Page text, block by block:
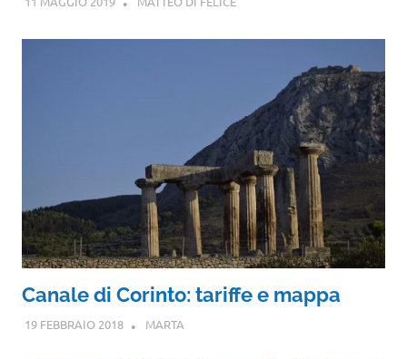
Canale di Corinto: tariffe e mappa
19 FEBBRAIO 2018 MARTA